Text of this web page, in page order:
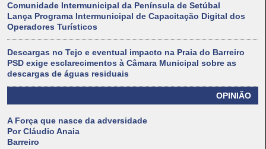
Comunidade Intermunicipal da Península de Setúbal
Lança Programa Intermunicipal de Capacitação Digital dos
Operadores Turísticos
Descargas no Tejo e eventual impacto na Praia do Barreiro
PSD exige esclarecimentos à Câmara Municipal sobre as
descargas de águas residuais
OPINIÃO
A Força que nasce da adversidade
Por Cláudio Anaia
Barreiro